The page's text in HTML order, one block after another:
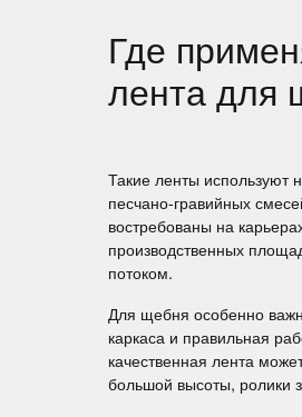
Где
лента для
Такие ленты используют
песчано-гравийных
востребованы на
производственных
потоком.
Для щебня особенно
каркаса и правильная
качественная лента
большой высоты, ролики